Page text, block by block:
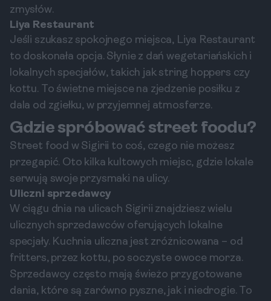
zmysłów.
Liya Restaurant
Jeśli szukasz spokojnego miejsca, Liya Restaurant
to doskonała opcja. Słynie z dań wegetariańskich i
lokalnych specjałów, takich jak string hoppers czy
kottu. To świetne miejsce na zjedzenie posiłku z
dala od zgiełku, w przyjemnej atmosferze.
Gdzie spróbować street foodu?
Street food w Sigirii to coś, czego nie możesz
przegapić. Oto kilka kultowych miejsc, gdzie lokale
serwują swoje przysmaki na ulicy.
Uliczni sprzedawcy
W ciągu dnia na ulicach Sigirii znajdziesz wielu
ulicznych sprzedawców oferujących lokalne
specjały. Kuchnia uliczna jest zróżnicowana – od
fritters, przez kottu, po soczyste owoce morza.
Sprzedawcy często mają świeżo przygotowane
dania, które są zarówno pyszne, jak i niedrogie. To